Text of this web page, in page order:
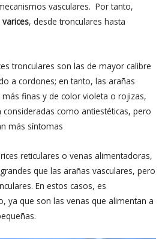
vasculares. Por tanto,
, desde tronculares hasta
tronculares son las de mayor calibre
a cordones; en tanto, las arañas
finas y de color violeta o rojizas,
como antiestéticas, pero
más síntomas
reticulares o venas alimentadoras,
que las arañas vasculares, pero
En estos casos, es
ya que son las venas que alimentan a